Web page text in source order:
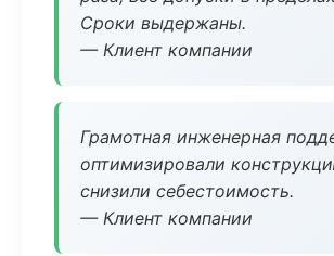
Сроки выдержаны.
— Клиент компании
Грамотная инженерная
оптимизировали
снизили себестоимость.
— Клиент компании